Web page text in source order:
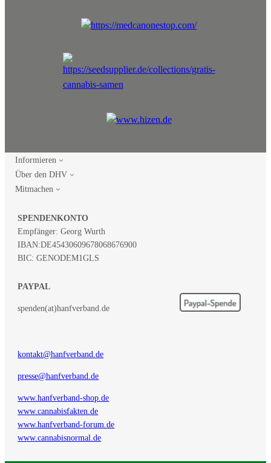
Informieren
Über den DHV
Mitmachen
SPENDENKONTO
Empfänger: Georg Wurth
IBAN:DE45430609678068676900
BIC: GENODEM1GLS
PAYPAL
spenden(at)hanfverband.de
kontakt@hanfverband.de
presse@hanfverband.de
www.hanfverband-shop.de
www.cannabisfakten.de
www.hanfverband-forum.de
www.cannabisnormal.de